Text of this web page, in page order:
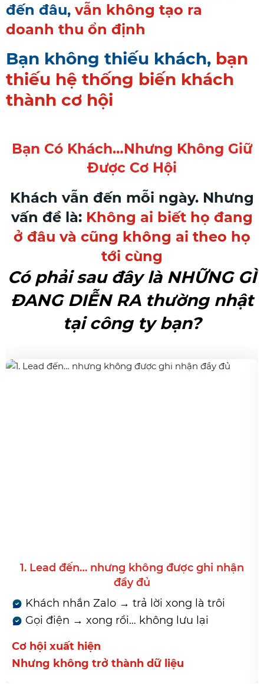
đến đâu, vẫn không tạo ra
doanh thu ổn định
Bạn không thiếu khách, bạn
thiếu hệ thống biến khách
thành cơ hội
Bạn Có Khách…nhưng Không Giữ
Được Cơ Hội
Khách vẫn đến mỗi ngày. Nhưng
vấn đề là: Không ai biết họ đang
ở đâu và cũng không ai theo họ
tới cùng
Có phải sau đây là NHỮNG GÌ
ĐANG DIỄN RA thường nhật
tại công ty bạn?
không được ghi nhận
→ trả lời xong là trôi
không lưu lại
dữ liệu
2. Báo giá
Không biết
bỏ
Mà mất vì bị quên